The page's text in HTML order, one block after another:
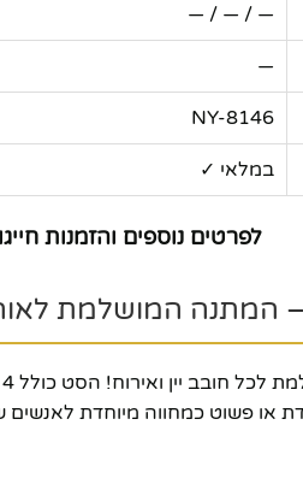
— / — / —
—
NY-8146
במלאי ✓
לפרטים נוספים והזמנות
או פשוט כמחווה מיוחדת